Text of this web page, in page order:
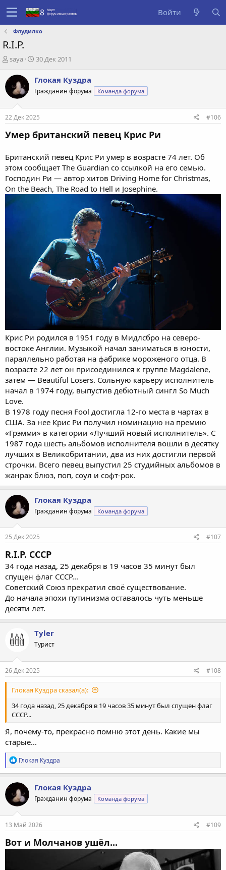
Войти
Флудилко
R.I.P.
А
т
о
р
е
м
ы
saya
Д
т
а
с
з
д
а
н
я
30 Дек 2011
Глокая Куздра
Гражданин форума Команда форума
22 Дек 2025 #106
Умер британский певец Крис Ри
Британский певец Крис Ри умер в возрасте 74 лет. Об
этом сообщает The Guardian со ссылкой на его семью.
Господин Ри — автор хитов Driving Home for Christmas,
On the Beach, The Road to Hell и Josephine.
Крис Ри родился в 1951 году в Мидлсбро на северо-
востоке Англии. Музыкой начал заниматься в юности,
параллельно работая на фабрике мороженого отца. В
возрасте 22 лет он присоединился к группе Magdalene,
затем — Beautiful Losers. Сольную карьеру исполнитель
начал в 1974 году, выпустив дебютный сингл So Much
Love.
В 1978 году песня Fool достигла 12-го места в чартах в
США. За нее Крис Ри получил номинацию на премию
«Грэмми» в категории «Лучший новый исполнитель». С
1987 года шесть альбомов исполнителя вошли в десятку
лучших в Великобритании, два из них достигли первой
строчки. Всего певец выпустил 25 студийных альбомов в
жанрах блюз, поп, соул и софт-рок.
Глокая Куздра
Гражданин форума Команда форума
25 Дек 2025 #107
R.I.P. СССР
34 года назад, 25 декабря в 19 часов 35 минут был
спущен флаг СССР...
Советский Союз прекратил своё существование.
До начала эпохи путинизма оставалось чуть меньше
десяти лет.
Tyler
Турист
26 Дек 2025 #108
Глокая Куздра сказал(а):
34 года назад, 25 декабря в 19 часов 35 минут был спущен флаг
СССР...
Я, почему-то, прекрасно помню этот день. Какие мы
старые...
Р
е
а
к
ц
и
и
:
Глокая Куздра
Глокая Куздра
Гражданин форума Команда форума
13 Май 2026 #109
Вот и Молчанов ушёл...